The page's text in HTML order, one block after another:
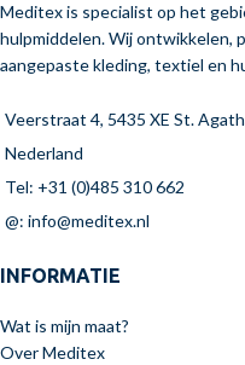
Meditex is specialist op het
hulpmiddelen. Wij ontwikkelen,
aangepaste kleding, textiel en
Veerstraat 4, 5435 XE St.
Nederland
Tel: +31 (0)485 310 662
@: info@meditex.nl
INFORMATIE
Wat is mijn maat?
Over Meditex